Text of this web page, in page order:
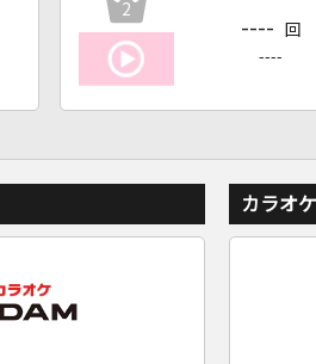
2
---- 回
----
カラオ